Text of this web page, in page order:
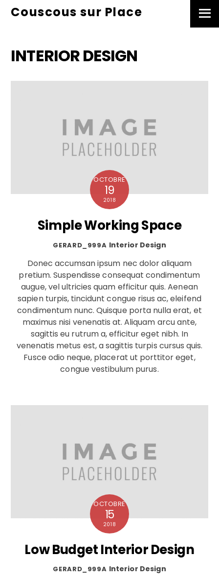
Skip
Menu
Couscous sur Place
INTERIOR DESIGN
OCTOBRE
19
2018
Simple Working Space
GERARD_999A Interior Design
Donec accumsan ipsum nec dolor aliquam
pretium. Suspendisse consequat condimentum
augue, vel ultricies quam efficitur quis. Aenean
sapien turpis, tincidunt congue risus ac, eleifend
condimentum nunc. Quisque porta nulla erat, et
maximus nisi venenatis at. Aliquam arcu ante,
sagittis eu rutrum a, efficitur eget nibh. In
venenatis metus est, a sagittis turpis cursus quis.
Fusce odio neque, placerat ut porttitor eget,
congue vestibulum purus.
OCTOBRE
15
2018
Low Budget Interior Design
GERARD_999A Interior Design